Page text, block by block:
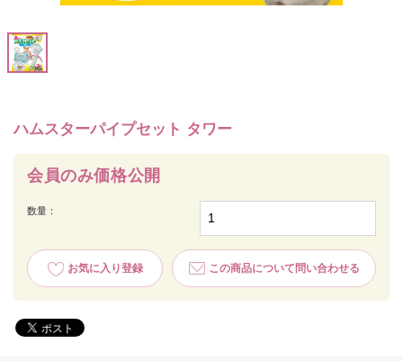
ハムスターパイプセット タワー
会員のみ価格公開
数量：
お気に入り登録 この商品について問い合わせる